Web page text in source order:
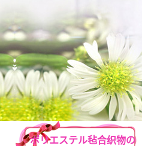
ポリエステル毡合织物の